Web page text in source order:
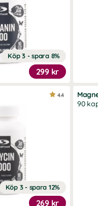
Köp 3 - spara 8%
299 kr
Köp 3 - spara 12%
269 kr
4.4
90